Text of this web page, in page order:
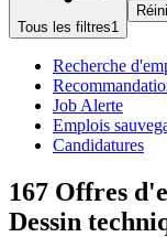
Tous les filtres1
Recherche
Job Alerte
Emplois
Candidatures
167 Offres
Dessin